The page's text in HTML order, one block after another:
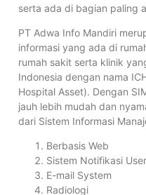
serta ada di bagian paling
PT Adwa Info Mandiri
informasi yang ada di
rumah sakit serta klinik
Indonesia dengan nama
Hospital Asset). Dengan
jauh lebih mudah dan
dari Sistem Informasi
Berbasis Web
Sistem Notifikasi User
E-mail System
Radiologi